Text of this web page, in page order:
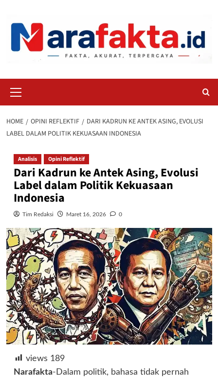
content
Menu
HOME OPINI REFLEKTIF
DARI KADRUN KE ANTEK ASING, EVOLUSI
LABEL DALAM POLITIK KEKUASAAN INDONESIA
Analisis Opini Reflektif
Dari Kadrun ke Antek Asing, Evolusi
Label dalam Politik Kekuasaan
Indonesia
Tim Redaksi Maret 16, 2026 0
views 189
Narafakta-Dalam politik, bahasa tidak pernah